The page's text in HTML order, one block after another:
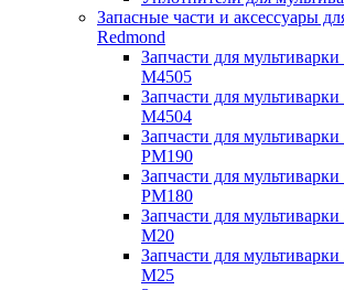
Запасные части и аксессуары
Redmond
Запчасти для
M4505
Запчасти для
M4504
Запчасти для
PM190
Запчасти для
PM180
Запчасти для
M20
Запчасти для
M25